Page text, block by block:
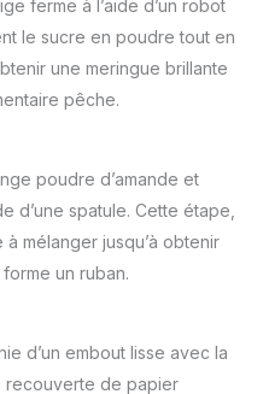
ferme à l’aide d’un robot
le sucre en poudre tout en
une meringue brillante
pêche.
poudre d’amande et
d’une spatule. Cette étape,
à mélanger jusqu’à obtenir
un ruban.
d’un embout lisse avec la
recouverte de papier